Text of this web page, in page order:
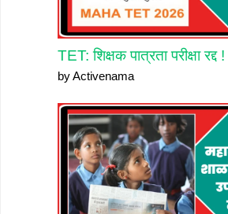
TET: शिक्षक पात्रता परीक्षा रद्द !
by Activenama